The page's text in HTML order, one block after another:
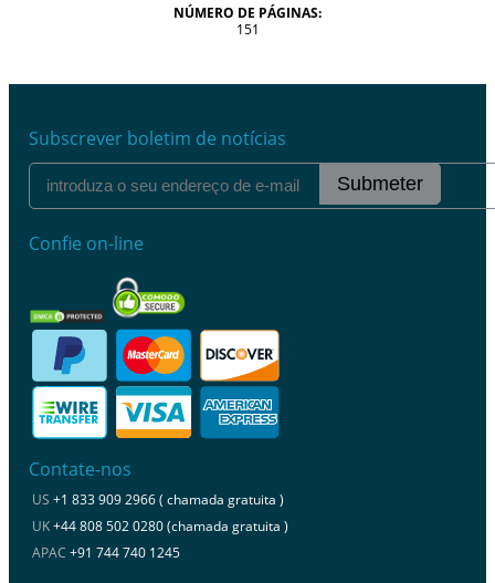
NÚMERO DE PÁGINAS:
151
Subscrever boletim de notícias
Submeter
Confie on-line
Contate-nos
US +1 833 909 2966 ( chamada gratuita )
UK+44 808 502 0280 (chamada gratuita )
APAC +91 744 740 1245